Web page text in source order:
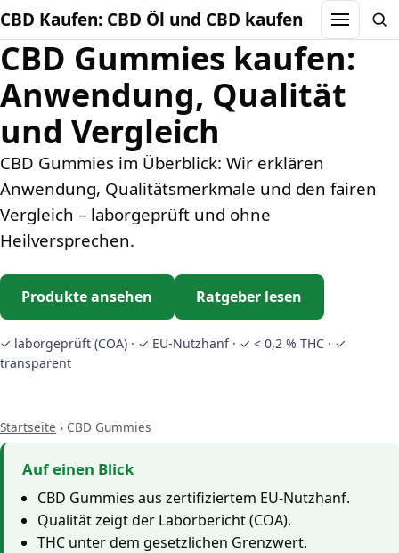
CBD Kaufen: CBD Öl und CBD kaufen Menu
CBD Gummies kaufen:
Anwendung, Qualität
und Vergleich
CBD Gummies im Überblick: Wir erklären
Anwendung, Qualitätsmerkmale und den fairen
Vergleich – laborgeprüft und ohne
Heilversprechen.
Produkte ansehen Ratgeber lesen
✓ laborgeprüft (COA) · ✓ EU-Nutzhanf · ✓ < 0,2 % THC · ✓
transparent
Startseite › CBD Gummies
Auf einen Blick
CBD Gummies aus zertifiziertem EU-Nutzhanf.
Qualität zeigt der Laborbericht (COA).
THC unter dem gesetzlichen Grenzwert.